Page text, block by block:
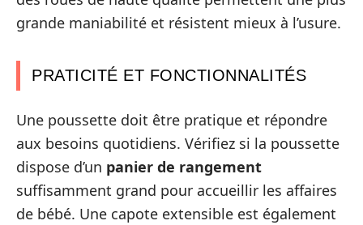
grande maniabilité et résistent mieux à l’usure.
PRATICITÉ ET FONCTIONNALITÉS
Une poussette doit être pratique et répondre
aux besoins quotidiens. Vérifiez si la poussette
dispose d’un panier de rangement
suffisamment grand pour accueillir les affaires
de bébé. Une capote extensible est également